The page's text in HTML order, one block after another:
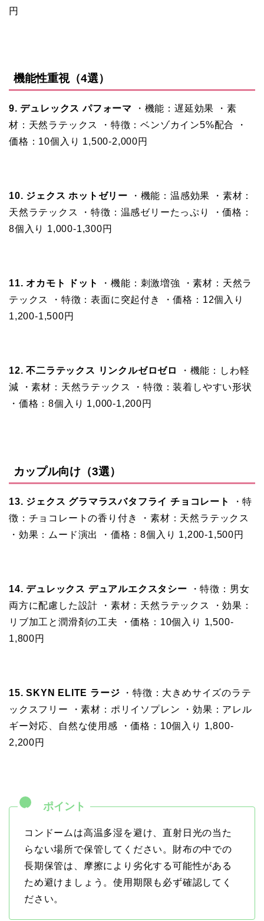
円
機能性重視（4選）
9. デュレックス パフォーマ
・機能：遅延効果 ・素
材：天然ラテックス ・特徴：ベンゾカイン5%配合 ・
価格：10個入り 1,500-2,000円
10. ジェクス ホットゼリー ・機能：温感効果 ・素材：
天然ラテックス ・特徴：温感ゼリーたっぷり ・価格：
8個入り 1,000-1,300円
11. オカモト ドット
・機能：刺激増強 ・素材：天然ラ
テックス ・特徴：表面に突起付き ・価格：12個入り
1,200-1,500円
12. 不二ラテックス リンクルゼロゼロ
・機能：しわ軽
減 ・素材：天然ラテックス ・特徴：装着しやすい形状
・価格：8個入り 1,000-1,200円
カップル向け（3選）
13. ジェクス グラマラスバタフライ チョコレート
・特
徴：チョコレートの香り付き ・素材：天然ラテックス
・効果：ムード演出 ・価格：8個入り 1,200-1,500円
14. デュレックス デュアルエクスタシー ・特徴：男女
両方に配慮した設計 ・素材：天然ラテックス ・効果：
リブ加工と潤滑剤の工夫 ・価格：10個入り 1,500-
1,800円
15. SKYN ELITE ラージ ・特徴：大きめサイズのラテ
ックスフリー ・素材：ポリイソプレン ・効果：アレル
ギー対応、自然な使用感 ・価格：10個入り 1,800-
2,200円
コンドームは高温多湿を避け、直射日光の当た
らない場所で保管してください。財布の中での
長期保管は、摩擦により劣化する可能性がある
ため避けましょう。使用期限も必ず確認してく
ださい。